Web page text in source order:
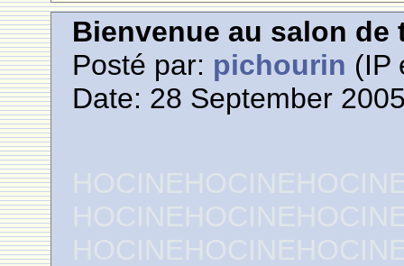
Bienvenue au salon de
Posté par: pichourin (IP
Date: 28 September